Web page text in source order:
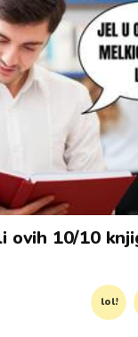
ovih 10/10
lol!